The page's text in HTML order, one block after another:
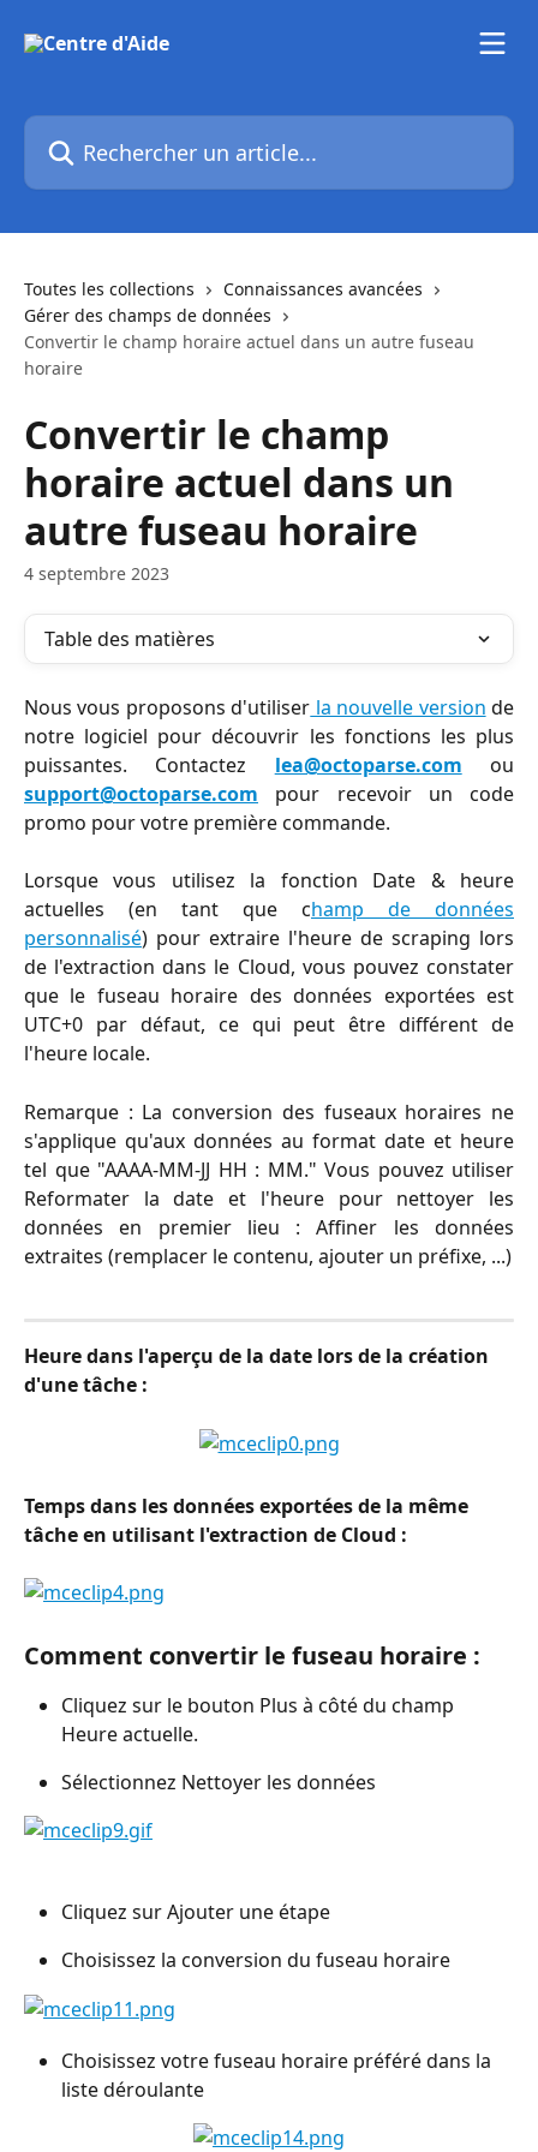
Rechercher un article...
Toutes les collections
Connaissances avancées
Gérer des champs de données
Convertir le champ horaire actuel dans un autre fuseau
horaire
Convertir le champ
horaire actuel dans un
autre fuseau horaire
4 septembre 2023
Table des matières
Nous vous proposons d'utiliser la nouvelle version de
notre logiciel pour découvrir les fonctions les plus
puissantes. Contactez lea@octoparse.com ou
support@octoparse.com pour recevoir un code
promo pour votre première commande.
Lorsque vous utilisez la fonction Date & heure
actuelles (en tant que champ de données
personnalisé) pour extraire l'heure de scraping lors
de l'extraction dans le Cloud, vous pouvez constater
que le fuseau horaire des données exportées est
UTC+0 par défaut, ce qui peut être différent de
l'heure locale.
Remarque : La conversion des fuseaux horaires ne
s'applique qu'aux données au format date et heure
tel que "AAAA-MM-JJ HH : MM." Vous pouvez utiliser
Reformater la date et l'heure pour nettoyer les
données en premier lieu : Affiner les données
extraites (remplacer le contenu, ajouter un préfixe, ...)
Heure dans l'aperçu de la date lors de la création
d'une tâche :
Temps dans les données exportées de la même
tâche en utilisant l'extraction de Cloud :
Comment convertir le fuseau horaire :
Cliquez sur le bouton Plus à côté du champ
Heure actuelle.
Sélectionnez Nettoyer les données
Cliquez sur Ajouter une étape
Choisissez la conversion du fuseau horaire
Choisissez votre fuseau horaire préféré dans la
liste déroulante